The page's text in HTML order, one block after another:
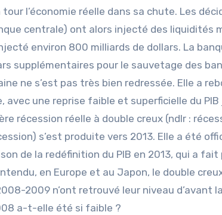
l’économie réelle dans sa chute. Les
centrale) ont alors injecté des liquidités
environ 800 milliards de dollars. La
supplémentaires pour le sauvetage des
ne s’est pas très bien redressée. Elle a
une reprise faible et superficielle du PIB
récession réelle à double creux (ndlr :
s’est produite vers 2013. Elle a été
de la redéfinition du PIB en 2013, qui a
en Europe et au Japon, le double
2009 n’ont retrouvé leur niveau d’avant
a-t-elle été si faible ?